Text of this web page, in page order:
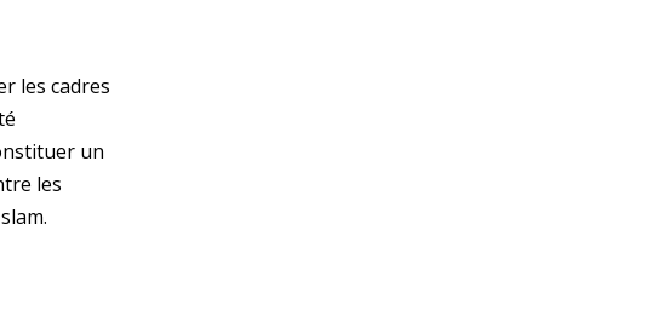
les cadres
un
les